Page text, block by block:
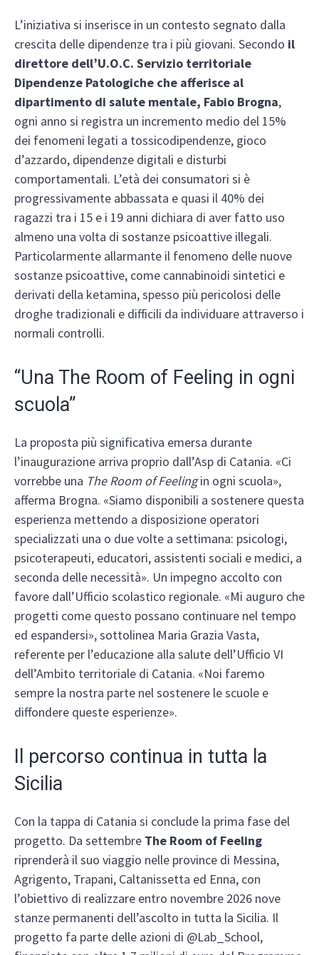
L’iniziativa si inserisce in un contesto segnato dalla
crescita delle dipendenze tra i più giovani. Secondo il
direttore dell’U.O.C. Servizio territoriale
Dipendenze Patologiche che afferisce al
dipartimento di salute mentale, Fabio Brogna,
ogni anno si registra un incremento medio del 15%
dei fenomeni legati a tossicodipendenze, gioco
d’azzardo, dipendenze digitali e disturbi
comportamentali. L’età dei consumatori si è
progressivamente abbassata e quasi il 40% dei
ragazzi tra i 15 e i 19 anni dichiara di aver fatto uso
almeno una volta di sostanze psicoattive illegali.
Particolarmente allarmante il fenomeno delle nuove
sostanze psicoattive, come cannabinoidi sintetici e
derivati della ketamina, spesso più pericolosi delle
droghe tradizionali e difficili da individuare attraverso i
normali controlli.
“Una The Room of Feeling in ogni
scuola”
La proposta più significativa emersa durante
l’inaugurazione arriva proprio dall’Asp di Catania. «Ci
vorrebbe una The Room of Feelingin ogni scuola»,
afferma Brogna. «Siamo disponibili a sostenere questa
esperienza mettendo a disposizione operatori
specializzati una o due volte a settimana: psicologi,
psicoterapeuti, educatori, assistenti sociali e medici, a
seconda delle necessità». Un impegno accolto con
favore dall’Ufficio scolastico regionale. «Mi auguro che
progetti come questo possano continuare nel tempo
ed espandersi», sottolinea Maria Grazia Vasta,
referente per l’educazione alla salute dell’Ufficio VI
dell’Ambito territoriale di Catania. «Noi faremo
sempre la nostra parte nel sostenere le scuole e
diffondere queste esperienze».
Il percorso continua in tutta la
Sicilia
Con la tappa di Catania si conclude la prima fase del
progetto. Da settembre The Room of Feeling
riprenderà il suo viaggio nelle province di Messina,
Agrigento, Trapani, Caltanissetta ed Enna, con
l’obiettivo di realizzare entro novembre 2026 nove
stanze permanenti dell’ascolto in tutta la Sicilia. Il
progetto fa parte delle azioni di @Lab_School,